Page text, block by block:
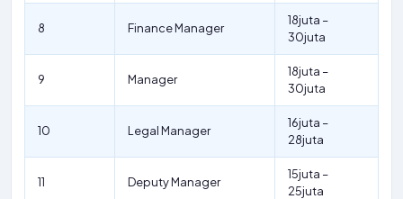
8 Finance Manager
18juta –
30juta
9 Manager
18juta –
30juta
10 Legal Manager
16juta –
28juta
11 Deputy Manager
15juta –
25juta